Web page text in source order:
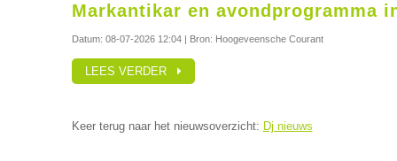
Markantikar en avondprogramma
Datum: 08-07-2026 12:04| Bron: Hoogeveensche Courant
LEES VERDER
Keer terug naar het nieuwsoverzicht: Dj nieuws